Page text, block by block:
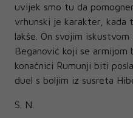
uvijek smo tu da
vrhunski je karakter, kada
lakše. On svojim
Beganović koji se armijom
konačnici Rumunji biti
duel s boljim iz susreta
S. N.